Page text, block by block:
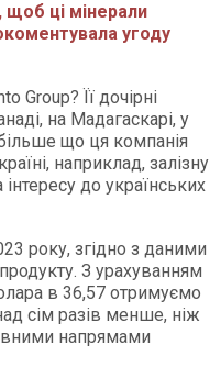
щоб ці мінерали
угоду
Group? Її дочірні
на Мадагаскарі, у
що ця компанія
наприклад, залізну
до українських
року, згідно з даними
З урахуванням
в 36,57 отримуємо
сім разів менше, ніж
напрямами